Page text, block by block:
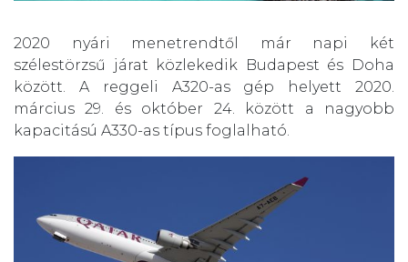
2020 nyári menetrendtől már napi két
szélestörzsű járat közlekedik Budapest és Doha
között. A reggeli A320-as gép helyett 2020.
március 29. és október 24. között a nagyobb
kapacitású A330-as típus foglalható.